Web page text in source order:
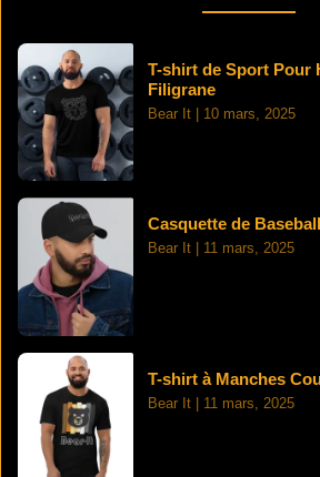
T-shirt de Sport Pour
Filigrane
Bear It 10 mars, 2025
Casquette de
Bear It 11 mars, 2025
T-shirt à Manches
Bear It 11 mars, 2025